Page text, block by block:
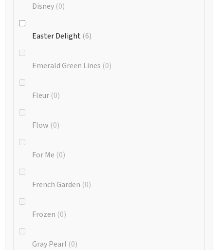
Disney 0
Easter Delight 6
Emerald Green Lines 0
Fleur 0
Flow 0
For Me 0
French Garden 0
Frozen 0
Gray Pearl 0